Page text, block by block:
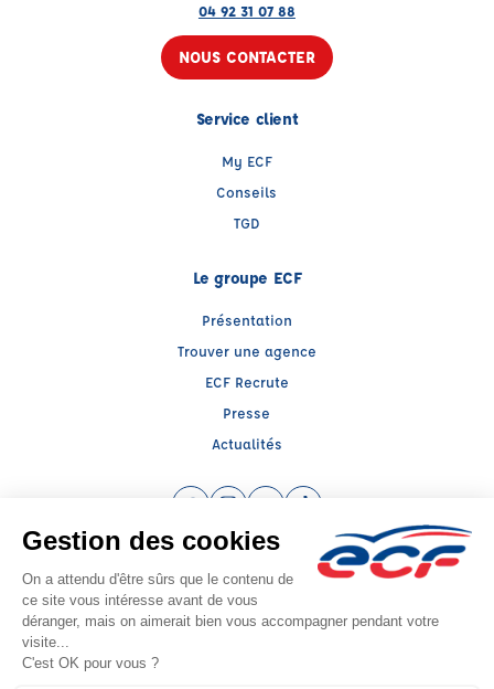
04 92 31 07 88
NOUS CONTACTER
Service client
My ECF
Conseils
TGD
Le groupe ECF
Présentation
Trouver une agence
ECF Recrute
Presse
Actualités
Facebook (nouvelle fenêtre)
Instagram (nouvelle fenêtre)
YouTube (nouvelle fenêtre)
TikTok (nouvelle fenêtre)
Raison sociale : SUD PREVENTION SECURITE GRAND PUBLIC - Capital social:
20000€
SIREN: 814514188 - Numéro de TVA intracommunautaire: FR 57 384314597
Agrément n°E2300400020